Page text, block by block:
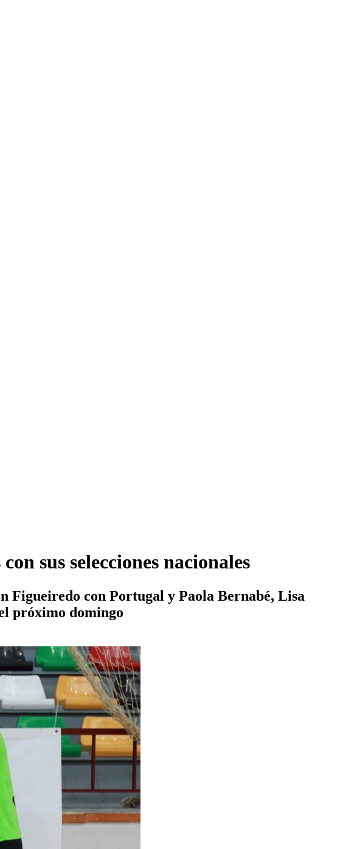
sus selecciones nacionales
con Portugal y Paola Bernabé, Lisa
próximo domingo